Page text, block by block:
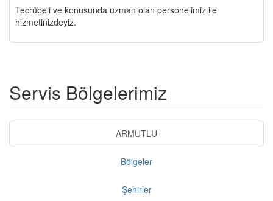
Tecrübeli ve konusunda uzman olan personelimiz ile
hizmetinizdeyiz.
Servis Bölgelerimiz
ARMUTLU
Bölgeler
Şehirler